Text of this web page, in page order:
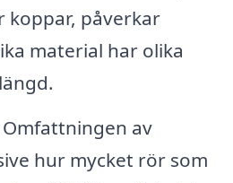
koppar, påverkar
material har olika
Omfattningen av
hur mycket rör som